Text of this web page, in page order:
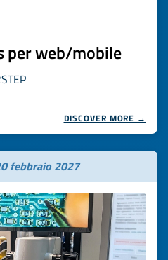
per web/mobile
DISCOVER MORE →
febbraio 2027